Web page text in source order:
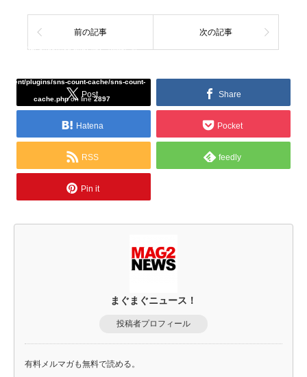
前の記事 次の記事
Post
plugins/sns-count-cache/sns-count-
cache.phpon line2897 Share
Hatena Pocket
RSS feedly
Pin it
まぐまぐニュース！
投稿者プロフィール
有料メルマガも無料で読める。